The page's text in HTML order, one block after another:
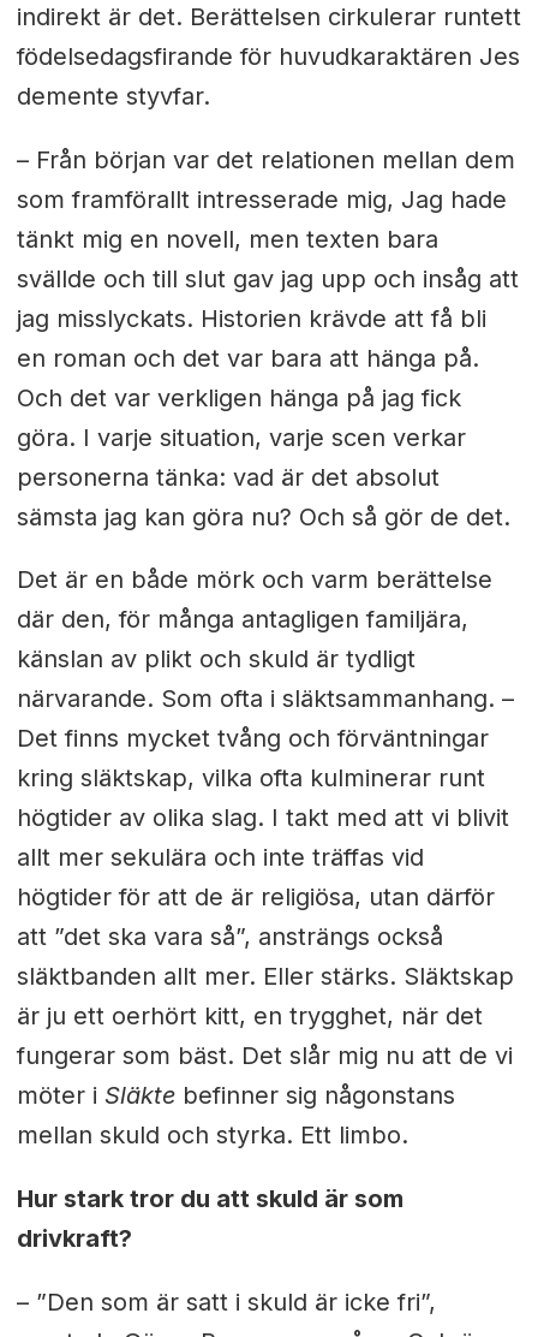
indirekt är det. Berättelsen cirkulerar runtett
födelsedagsfirande för huvudkaraktären Jes
demente styvfar.
– Från början var det relationen mellan dem
som framförallt intresserade mig, Jag hade
tänkt mig en novell, men texten bara
svällde och till slut gav jag upp och insåg att
jag misslyckats. Historien krävde att få bli
en roman och det var bara att hänga på.
Och det var verkligen hänga på jag fick
göra. I varje situation, varje scen verkar
personerna tänka: vad är det absolut
sämsta jag kan göra nu? Och så gör de det.
Det är en både mörk och varm berättelse
där den, för många antagligen familjära,
känslan av plikt och skuld är tydligt
närvarande. Som ofta i släktsammanhang. –
Det finns mycket tvång och förväntningar
kring släktskap, vilka ofta kulminerar runt
högtider av olika slag. I takt med att vi blivit
allt mer sekulära och inte träffas vid
högtider för att de är religiösa, utan därför
att ”det ska vara så”, ansträngs också
släktbanden allt mer. Eller stärks. Släktskap
är ju ett oerhört kitt, en trygghet, när det
fungerar som bäst. Det slår mig nu att de vi
möter i Släktebefinner sig någonstans
mellan skuld och styrka. Ett limbo.
Hur stark tror du att skuld är som
drivkraft?
– ”Den som är satt i skuld är icke fri”,